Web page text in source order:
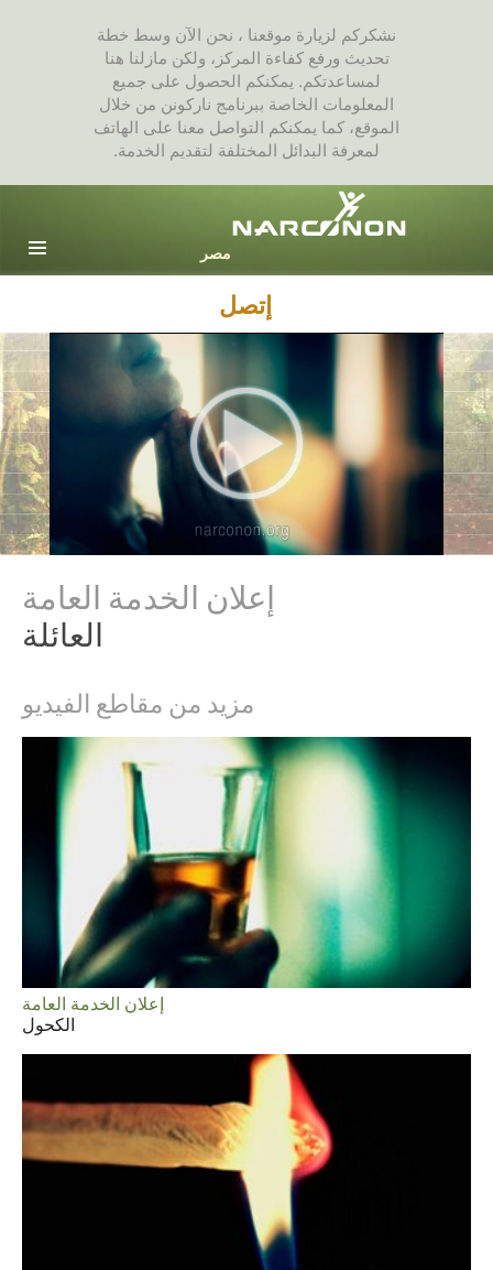
نشكركم لزيارة موقعنا ، نحن الآن وسط خطة
تحديث ورفع كفاءة المركز، ولكن مازلنا هنا
لمساعدتكم. يمكنكم الحصول على جميع
المعلومات الخاصة ببرنامج ناركونن من خلال
الموقع، كما يمكنكم التواصل معنا على الهاتف
لمعرفة البدائل المختلفة لتقديم الخدمة.
إتصل
إعلان الخدمة العامة
العائلة
مزيد من مقاطع الفيديو
إعلان الخدمة العامة
الكحول